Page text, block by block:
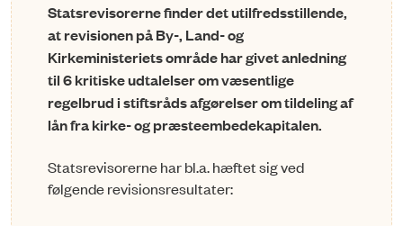
Statsrevisorerne finder det utilfredsstillende,
at revisionen på By-, Land- og
Kirkeministeriets område har givet anledning
til 6 kritiske udtalelser om væsentlige
regelbrud i stiftsråds afgørelser om tildeling af
lån fra kirke- og præsteembedekapitalen.
Statsrevisorerne har bl.a. hæftet sig ved
følgende revisionsresultater: